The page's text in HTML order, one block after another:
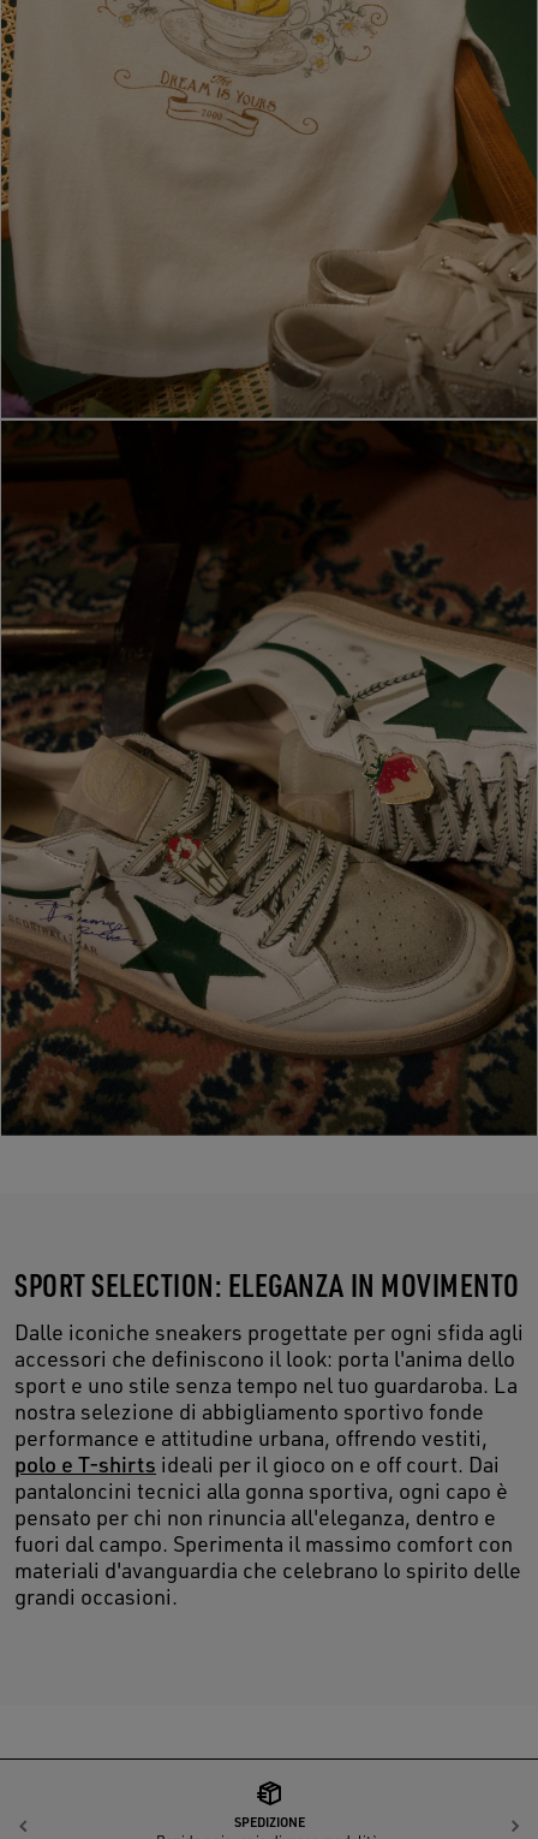
SPORT SELECTION: ELEGANZA IN MOVIMENTO
Dalle iconiche sneakers progettate per ogni sfida agli
accessori che definiscono il look: porta l'anima dello
sport e uno stile senza tempo nel tuo guardaroba. La
nostra selezione di abbigliamento sportivo fonde
performance e attitudine urbana, offrendo vestiti,
polo e T-shirts ideali per il gioco on e off court. Dai
pantaloncini tecnici alla gonna sportiva, ogni capo è
pensato per chi non rinuncia all'eleganza, dentro e
fuori dal campo. Sperimenta il massimo comfort con
materiali d'avanguardia che celebrano lo spirito delle
grandi occasioni.
SPEDIZIONE